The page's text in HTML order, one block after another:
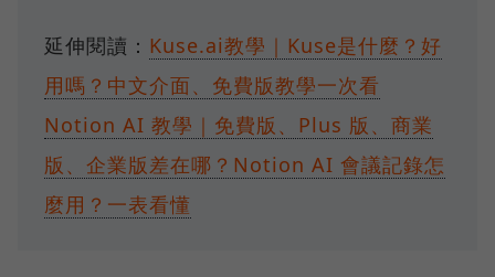
延伸閱讀： Kuse.ai教學｜Kuse是什麼？好
用嗎？中文介面、免費版教學一次看
Notion AI 教學｜免費版、Plus 版、商業
版、企業版差在哪？Notion AI 會議記錄怎
麼用？一表看懂